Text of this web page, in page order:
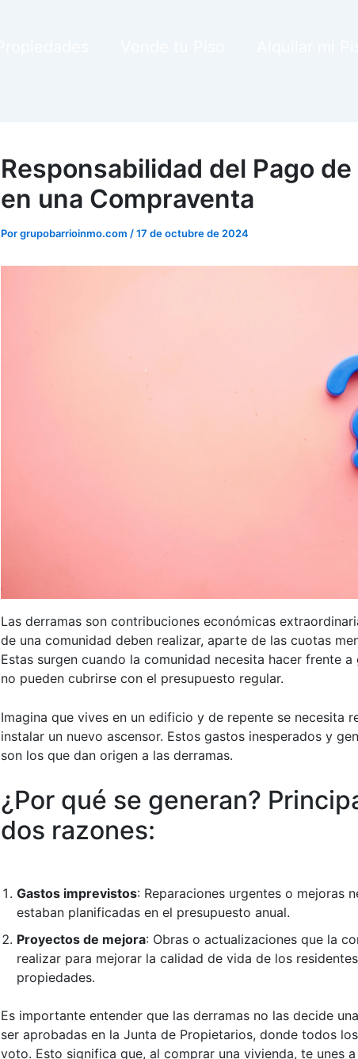
Responsabilidad del Pago
en una Compraventa
Porgrupobarrioinmo.com /17 de octubre de 2024
Las derramas son contribuciones económicas
de una comunidad deben realizar, aparte de las cuotas
Estas surgen cuando la comunidad necesita hacer frente
no pueden cubrirse con el presupuesto regular.
Imagina que vives en un edificio y de repente se necesita
instalar un nuevo ascensor. Estos gastos inesperados y
son los que dan origen a las derramas.
¿Por qué se generan?
dos razones:
Gastos imprevistos: Reparaciones urgentes o mejoras
estaban planificadas en el presupuesto anual.
Proyectos de mejora: Obras o actualizaciones que la
realizar para mejorar la calidad de vida de los
propiedades.
Es importante entender que las derramas no las decide
ser aprobadas en la Junta de Propietarios, donde todos
voto. Esto significa que, al comprar una vivienda, te unes